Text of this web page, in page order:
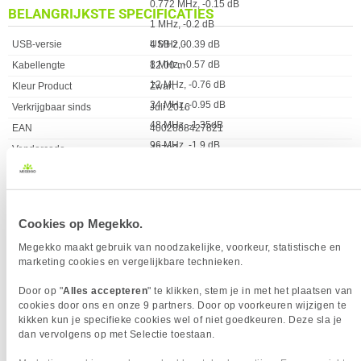
Cookies op Megekko.
Megekko maakt gebruik van noodzakelijke, voorkeur, statistische en
marketing cookies en vergelijkbare technieken.
Door op "Alles accepteren" te klikken, stem je in met het plaatsen van
cookies door ons en onze 9 partners. Door op voorkeuren wijzigen te
kikken kun je specifieke cookies wel of niet goedkeuren. Deze sla je
dan vervolgens op met Selectie toestaan.
BELANGRIJKSTE SPECIFICATIES
Eigenschap
USB-versie
USB 2.0
Kabellengte
12.00 m
Kleur Product
Zwart
Verkrijgbaar sinds
Juli 2016
EAN
4002888427821
Vendorcode
42782
Garantie
0.772 MHz, -0.15 dB
1 MHz, -0.2 dB
4 MHz, -0.39 dB
8 MHz, -0.57 dB
12 MHz, -0.76 dB
24 MHz, -0.95 dB
48 MHz, -1.35dB
96 MHz, -1.9 dB
Transmissiemedium
OVERIGE SPECIFICATIES
Eigenschap Waarde
Compatibele
besturingssystemen
Win ME, 2000, XP, Vista
Mac OS
Linux
Soort kabel
Ronde kabel
POORTEN & INTERFACES
VERGELIJKBARE PRODUCTEN
Delock 83551 Verlengkabel EASY-
USB 2.0 Type-A male haaks
Delock 83370 Verlengkabel EASY-
USB 2.0 Type-A male > USB 2.0 Type-